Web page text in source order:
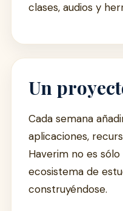
clases, audios y
Un
Cada semana
aplicaciones,
Haverim no es
ecosistema de
construyéndose.